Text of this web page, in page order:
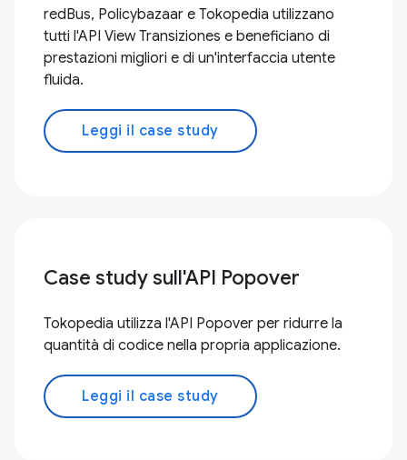
redBus, Policybazaar e Tokopedia utilizzano
tutti l'API View Transiziones e beneficiano di
prestazioni migliori e di un'interfaccia utente
fluida.
Leggi il case study
Case study sull'API Popover
Tokopedia utilizza l'API Popover per ridurre la
quantità di codice nella propria applicazione.
Leggi il case study